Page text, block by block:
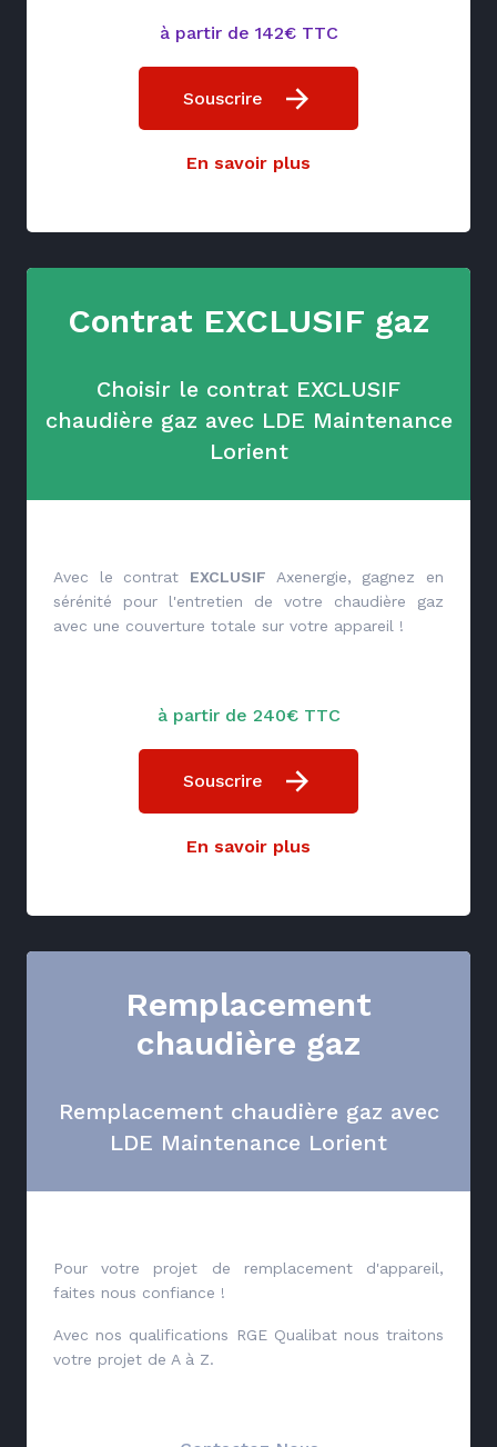
à partir de 142€ TTC
Souscrire
En savoir plus
Contrat EXCLUSIF gaz
Choisir le contrat EXCLUSIF
chaudière gaz avec LDE Maintenance
Lorient
Avec le contrat EXCLUSIF Axenergie, gagnez en
sérénité pour l'entretien de votre chaudière gaz
avec une couverture totale sur votre appareil !
à partir de 240€ TTC
Souscrire
En savoir plus
Remplacement
chaudière gaz
Remplacement chaudière gaz avec
LDE Maintenance Lorient
Pour votre projet de remplacement d'appareil,
faites nous confiance !
Avec nos qualifications RGE Qualibat nous traitons
votre projet de A à Z.